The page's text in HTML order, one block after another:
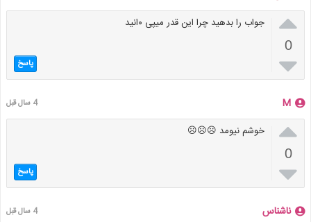

0

جواب را بدهید چرا این قدر میپی ۰انید
پاسخ
M 4 سال قبل

0

خوشم نیومد ☹️☹️☹️
پاسخ
ناشناس 4 سال قبل